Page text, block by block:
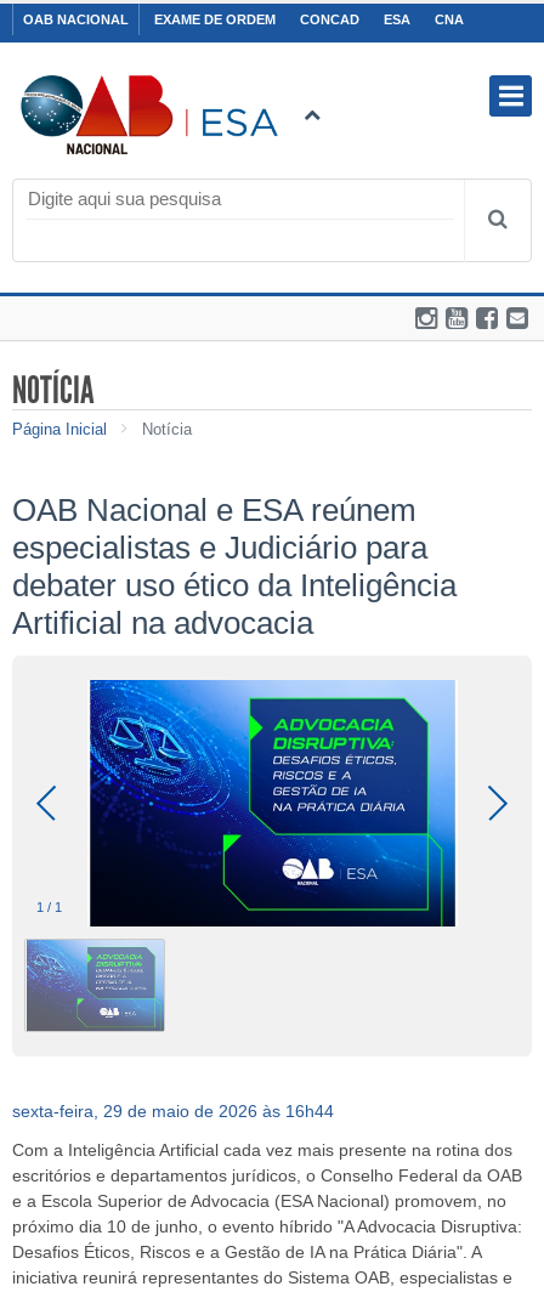
NOTÍCIA
Página Inicial Notícia
OAB Nacional e ESA reúnem
especialistas e Judiciário para
debater uso ético da Inteligência
Artificial na advocacia
1 / 1
sexta-feira, 29 de maio de 2026 às 16h44
Com a Inteligência Artificial cada vez mais presente na rotina dos
escritórios e departamentos jurídicos, o Conselho Federal da OAB
e a Escola Superior de Advocacia (ESA Nacional) promovem, no
próximo dia 10 de junho, o evento híbrido "A Advocacia Disruptiva:
Desafios Éticos, Riscos e a Gestão de IA na Prática Diária". A
iniciativa reunirá representantes do Sistema OAB, especialistas e